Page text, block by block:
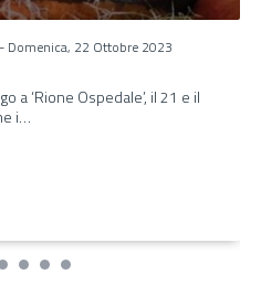
- Domenica, 22 Ottobre 2023
a ‘Rione Ospedale’, il 21 e il
i…